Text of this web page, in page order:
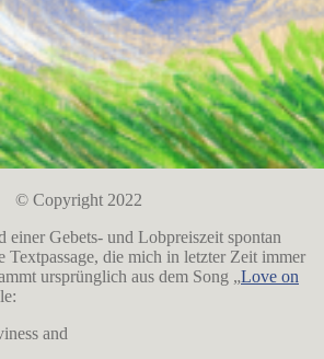
© Copyright 2022
einer Gebets- und Lobpreiszeit spontan
Textpassage, die mich in letzter Zeit immer
ursprünglich aus dem Song „Love on
and